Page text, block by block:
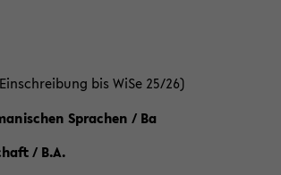
bis WiSe 25/26)
Sprachen / Ba
/ B.A.